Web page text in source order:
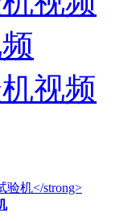
视频